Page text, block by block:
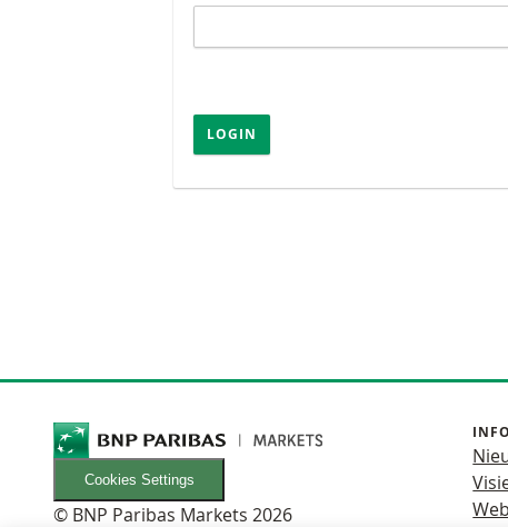
LOGIN
Cookies Settings
© BNP Paribas Markets 2026